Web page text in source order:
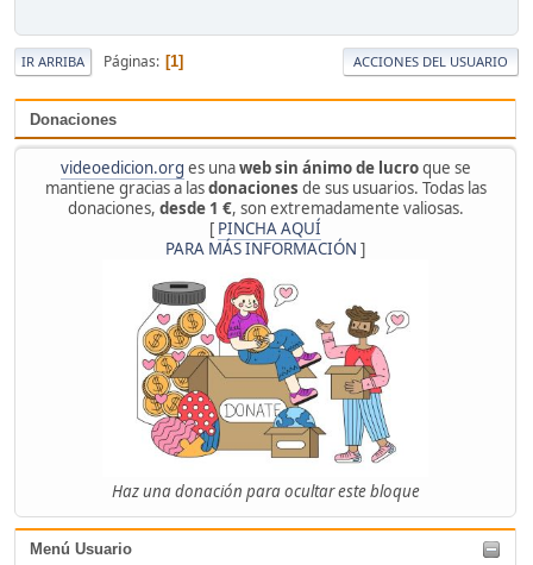
Donaciones
videoedicion.org es unaweb sin ánimo de lucroque se
mantiene gracias a lasdonaciones de sus usuarios. Todas las
donaciones, desde 1 €, son extremadamente valiosas.
[ PINCHA AQUÍ
PARA MÁS INFORMACIÓN ]
Haz una donación para ocultar este bloque
Menú Usuario
IR ARRIBA Páginas 1 ACCIONES DEL USUARIO